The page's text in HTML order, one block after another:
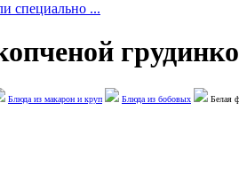
специально ...
Блюда из макарон и круп Блюда из бобовых Белая